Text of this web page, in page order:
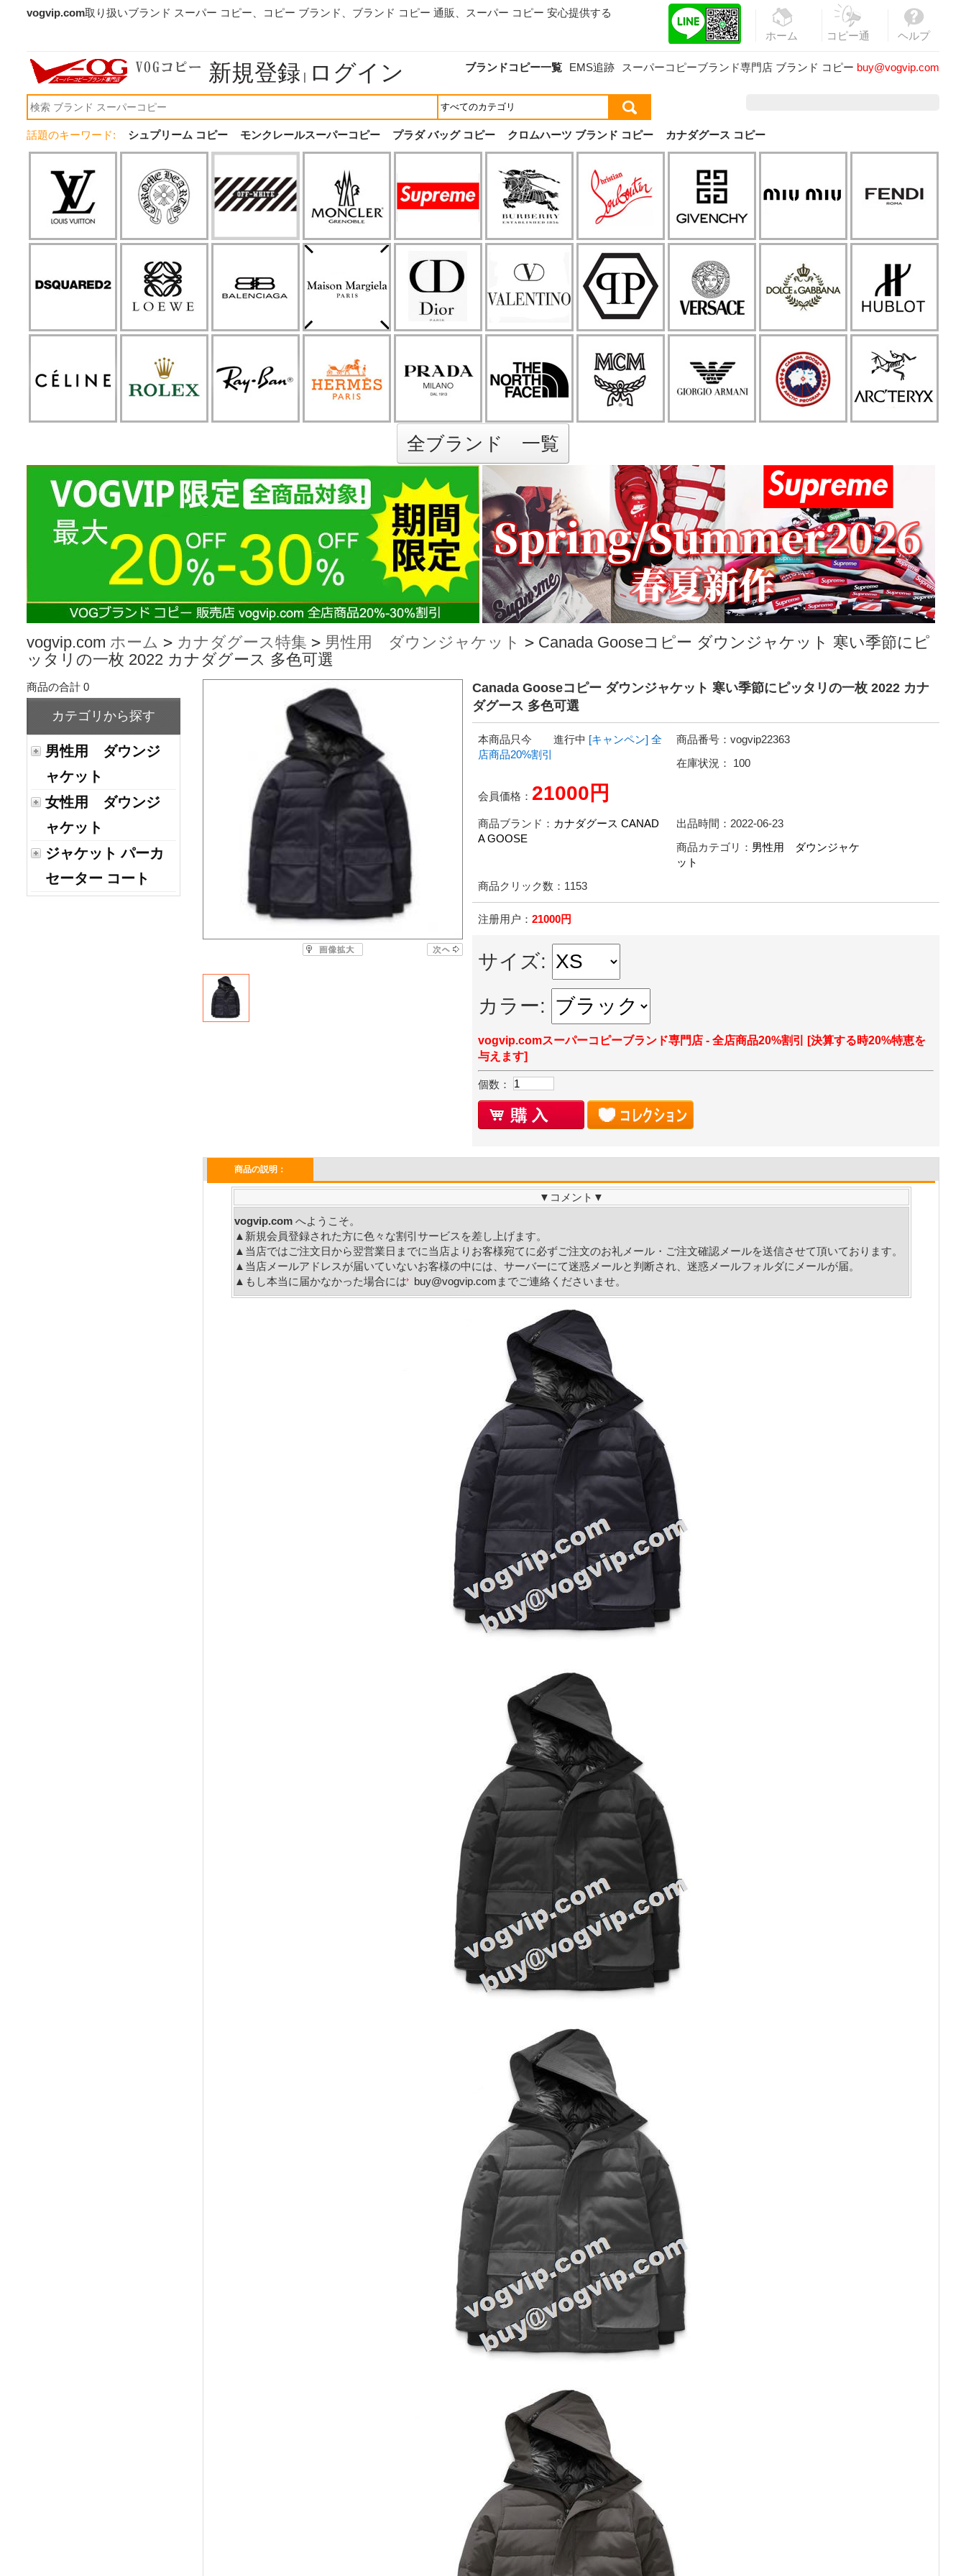
vogvip.com取り扱いブランド スーパー コピー、コピー ブランド、 ブランド コピー 通販
、スーパー コピー 安心提供する
ホーム
コピー通
ヘルプ
新規登録 | ログイン ブランドコピー一覧 EMS追跡 スーパーコピーブランド専門店 ブランド コピー buy@vogvip.com
話題のキーワード: シュプリーム コピー モンクレールスーパーコピー プラダ バッグ コピー クロムハーツ ブランド コピー カナダグース コピー
全ブランド 一覧
vogvip.com ホーム > カナダグース特集 > 男性用 ダウンジャケット > Canada Gooseコピー ダウンジャケット 寒い季節にピ
ッタリの一枚 2022 カナダグース 多色可選
商品の合計 0
カテゴリから探す
男性用 ダウンジ
ャケット
女性用 ダウンジ
ャケット
ジャケット パーカ
セーター コート
Canada Gooseコピー ダウンジャケット 寒い季節にピッタリの一枚 2022 カナ
ダグース 多色可選
本商品只今 進行中 [キャンペン] 全
店商品20%割引
商品番号： vogvip22363
在庫状況：
100
会員価格： 21000円
商品ブランド： カナダグース CANAD
A GOOSE
出品時間： 2022-06-23
商品カテゴリ： 男性用 ダウンジャケ
ット
商品クリック数： 1153
注册用户： 21000円
サイズ:
カラー:
vogvip.comスーパーコピーブランド専門店 - 全店商品20%割引 [決算する時20%特恵を
与えます]
個数：
商品の説明：
▼ コメント ▼
vogvip.com へようこそ。
▲新規会員登録された方に色々な割引サービスを差し上げます。
▲当店ではご注文日から翌営業日までに当店よりお客様宛てに必ずご注文のお礼メール・ご注文確認メールを送信させて頂いております。
▲当店メールアドレスが届いていないお客様の中には、サーバーにて迷惑メールと判断され、迷惑メールフォルダにメールが届。
▲もし本当に届かなかった場合には
buy@vogvip.com までご連絡くださいませ。